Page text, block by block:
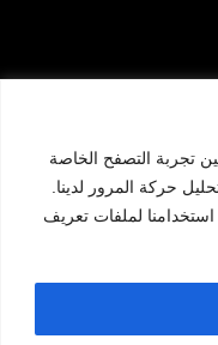
تجربة التصفح الخاصة
حركة المرور لدينا.
لملفات تعريف
هايزهو، غوزين،